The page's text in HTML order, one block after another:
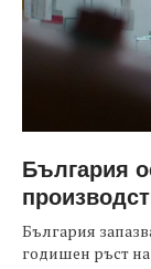
България
България
годишен ръст